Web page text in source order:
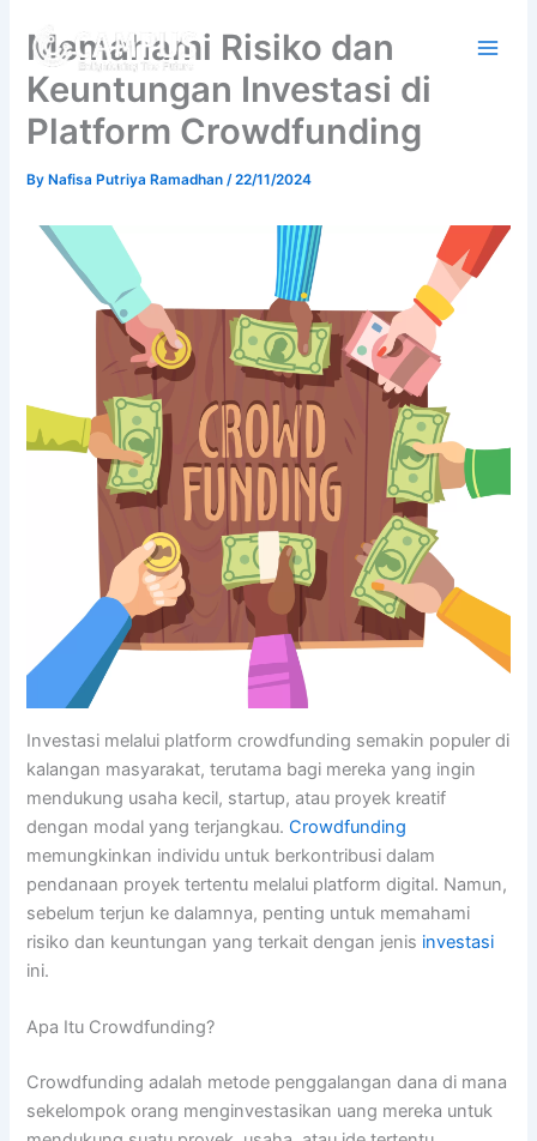
content
Memahami Risiko dan
Keuntungan Investasi di
Platform Crowdfunding
ByNafisa Putriya Ramadhan/22/11/2024
Investasi melalui platform crowdfunding semakin populer di
kalangan masyarakat, terutama bagi mereka yang ingin
mendukung usaha kecil, startup, atau proyek kreatif
dengan modal yang terjangkau.Crowdfunding
memungkinkan individu untuk berkontribusi dalam
pendanaan proyek tertentu melalui platform digital. Namun,
sebelum terjun ke dalamnya, penting untuk memahami
risiko dan keuntungan yang terkait dengan jenis investasi
ini.
Apa Itu Crowdfunding?
Crowdfunding adalah metode penggalangan dana di mana
sekelompok orang menginvestasikan uang mereka untuk